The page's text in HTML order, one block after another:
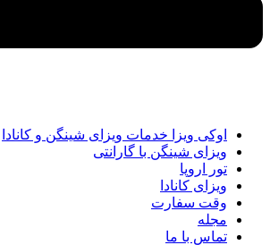
اوکی ویزا خدمات ویزای شینگن و کانادا
ویزای شینگن با گارانتی
تور اروپا
ویزای کانادا
وقت سفارت
مجله
تماس با ما